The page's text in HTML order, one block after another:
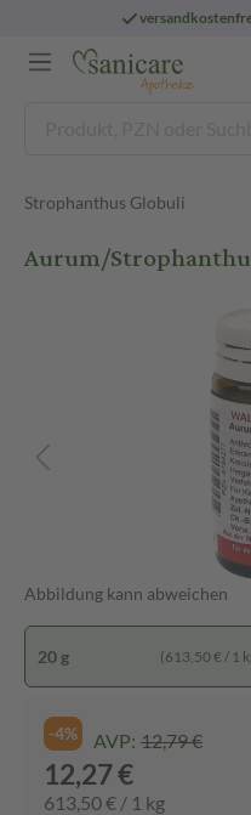
Strophanthus Globuli
Aurum/
Abbildung kann abweichen
20 g (613,50 € / 1
-4% AVP: 12,79 €
12,27 €
613,50 € / 1 kg